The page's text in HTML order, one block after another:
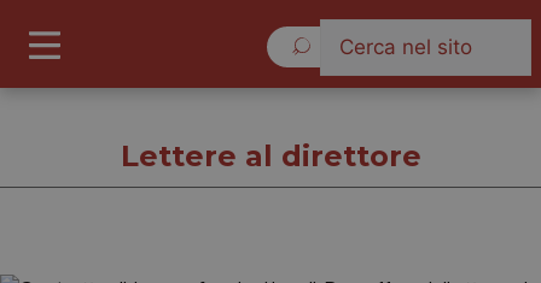
Lettere al direttore